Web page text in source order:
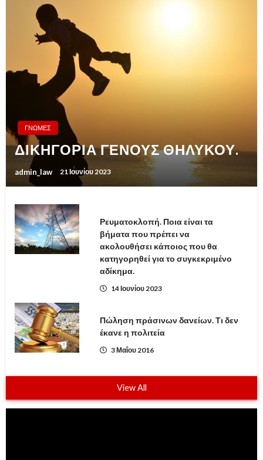
ΓΝΩΜΕΣ
ΔΙΚΗΓΟΡΙΑ ΓΕΝΟΥΣ ΘΗΛΥΚΟΥ.
admin_law 21 Ιουνίου 2023
Ρευματοκλοπή. Ποια είναι τα
βήματα που πρέπει να
ακολουθήσει κάποιος που θα
κατηγορηθεί για το συγκεκριμένο
αδίκημα.
14 Ιουνίου 2023
Πώληση πράσινων δανείων. Τι δεν
έκανε η πολιτεία
3 Μαΐου 2016
View All